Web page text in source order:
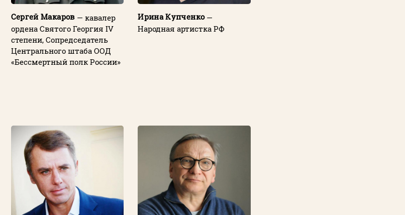
Сергей Макаров— кавалер
ордена Святого Георгия IV
степени, Сопредседатель
Центрального штаба ООД
«Бессмертный полк России»
Ирина Купченко—
Народная артистка РФ